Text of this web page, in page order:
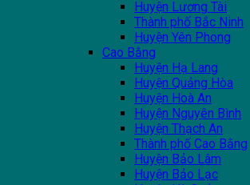
Huyện Lương Tài
Thành phố Bắc Ninh
Huyện Yên Phong
Cao Bằng
Huyện Hạ Lang
Huyện Quảng Hòa
Huyện Hoà An
Huyện Nguyên Bình
Huyện Thạch An
Thành phố Cao Bằng
Huyện Bảo Lâm
Huyện Bảo Lạc